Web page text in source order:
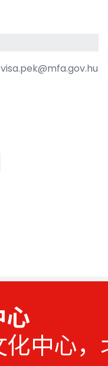
visa.pek@mfa.gov.hu